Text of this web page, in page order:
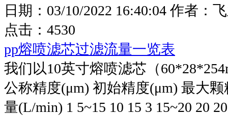
日期： 03/10/2022 16:40:04 作者：
点击： 4530
pp熔喷滤芯过滤流量一览表
我们以10英寸熔喷滤芯（
公称精度(μm) 初始精度(μm) 最大
量(L/min) 1 5~15 10 15 3 15~20 20